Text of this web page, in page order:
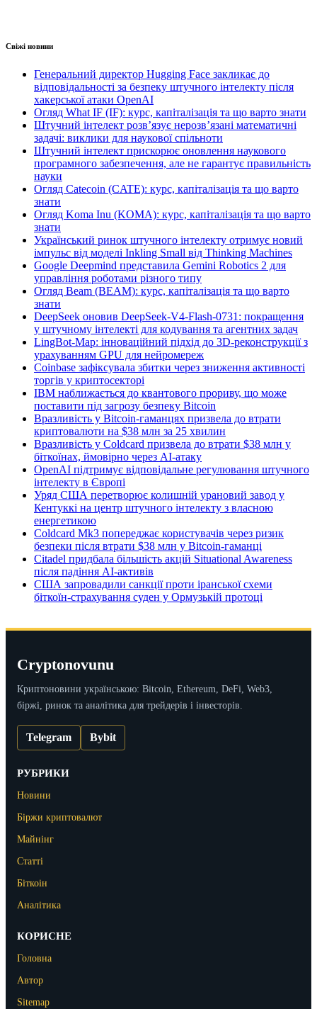
Свіжі новини
Генеральний директор Hugging Face закликає до
відповідальності за безпеку штучного інтелекту після
хакерської атаки OpenAI
Огляд What IF (IF): курс, капіталізація та що варто знати
Штучний інтелект розв’язує нерозв’язані математичні
задачі: виклики для наукової спільноти
Штучний інтелект прискорює оновлення наукового
програмного забезпечення, але не гарантує правильність
науки
Огляд Catecoin (CATE): курс, капіталізація та що варто
знати
Огляд Koma Inu (KOMA): курс, капіталізація та що варто
знати
Український ринок штучного інтелекту отримує новий
імпульс від моделі Inkling Small від Thinking Machines
Google Deepmind представила Gemini Robotics 2 для
управління роботами різного типу
Огляд Beam (BEAM): курс, капіталізація та що варто
знати
DeepSeek оновив DeepSeek-V4-Flash-0731: покращення
у штучному інтелекті для кодування та агентних задач
LingBot-Map: інноваційний підхід до 3D-реконструкції з
урахуванням GPU для нейромереж
Coinbase зафіксувала збитки через зниження активності
торгів у криптосекторі
IBM наближається до квантового прориву, що може
поставити під загрозу безпеку Bitcoin
Вразливість у Bitcoin-гаманцях призвела до втрати
криптовалюти на $38 млн за 25 хвилин
Вразливість у Coldcard призвела до втрати $38 млн у
біткоїнах, ймовірно через AI-атаку
OpenAI підтримує відповідальне регулювання штучного
інтелекту в Європі
Уряд США перетворює колишній урановий завод у
Кентуккі на центр штучного інтелекту з власною
енергетикою
Coldcard Mk3 попереджає користувачів через ризик
безпеки після втрати $38 млн у Bitcoin-гаманці
Citadel придбала більшість акцій Situational Awareness
після падіння AI-активів
США запровадили санкції проти іранської схеми
біткоїн-страхування суден у Ормузькій протоці
Cryptonovunu
Криптоновини українською: Bitcoin, Ethereum, DeFi, Web3,
біржі, ринок та аналітика для трейдерів і інвесторів.
Telegram Bybit
РУБРИКИ
Новини
Біржи криптовалют
Майнінг
Статті
Біткоін
Аналітика
КОРИСНЕ
Головна
Автор
Sitemap